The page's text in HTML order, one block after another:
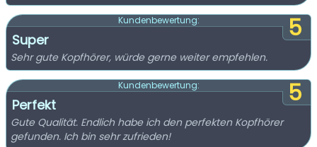
5
Kundenbewertung:
Super
Sehr gute Kopfhörer, würde gerne weiter empfehlen.
5
Kundenbewertung:
Perfekt
Gute Qualität. Endlich habe ich den perfekten Kopfhörer
gefunden. Ich bin sehr zufrieden!